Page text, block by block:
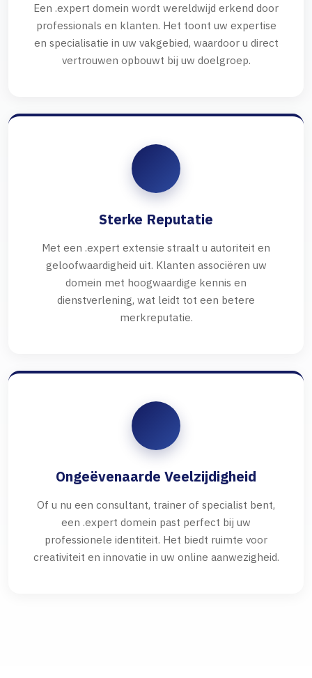
Een .expert domein wordt wereldwijd erkend door
professionals en klanten. Het toont uw expertise
en specialisatie in uw vakgebied, waardoor u direct
vertrouwen opbouwt bij uw doelgroep.
Sterke Reputatie
Met een .expert extensie straalt u autoriteit en
geloofwaardigheid uit. Klanten associëren uw
domein met hoogwaardige kennis en
dienstverlening, wat leidt tot een betere
merkreputatie.
Ongeëvenaarde Veelzijdigheid
Of u nu een consultant, trainer of specialist bent,
een .expert domein past perfect bij uw
professionele identiteit. Het biedt ruimte voor
creativiteit en innovatie in uw online aanwezigheid.